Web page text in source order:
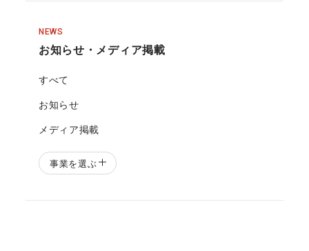
NEWS
お知らせ・メディア掲載
すべて
お知らせ
メディア掲載
事業を選ぶ